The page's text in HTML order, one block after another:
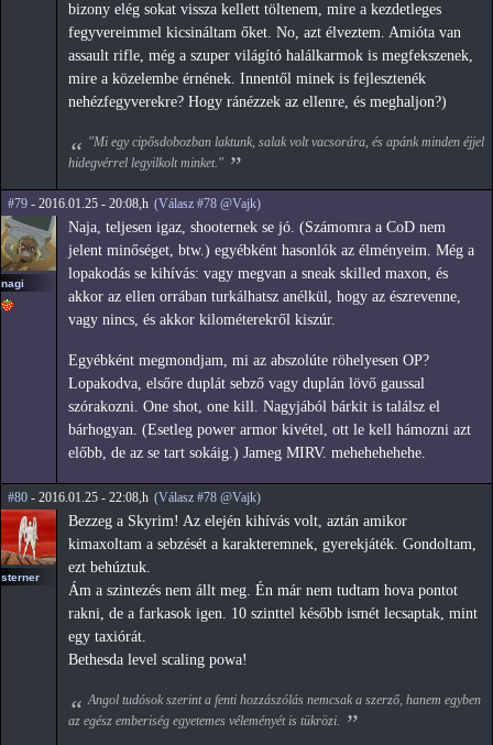
bizony elég sokat vissza kellett töltenem, mire a kezdetleges
fegyvereimmel kicsináltam őket. No, azt élveztem. Amióta van
assault rifle, még a szuper világító halálkarmok is megfekszenek,
mire a közelembe érnének. Innentől minek is fejlesztenék
nehézfegyverekre? Hogy ránézzek az ellenre, és meghaljon?)
"Mi egy cipősdobozban laktunk, salak volt vacsorára, és apánk minden éjjel
hidegvérrel legyilkolt minket."
#79 - 2016.01.25 - 20:08,h (Válasz #78 @Vajk)
nagi
Naja, teljesen igaz, shooternek se jó. (Számomra a CoD nem
jelent minőséget, btw.) egyébként hasonlók az élményeim. Még a
lopakodás se kihívás: vagy megvan a sneak skilled maxon, és
akkor az ellen orrában turkálhatsz anélkül, hogy az észrevenne,
vagy nincs, és akkor kilométerekről kiszúr.
Egyébként megmondjam, mi az abszolúte röhelyesen OP?
Lopakodva, elsőre duplát sebző vagy duplán lövő gaussal
szórakozni. One shot, one kill. Nagyjából bárkit is találsz el
bárhogyan. (Esetleg power armor kivétel, ott le kell hámozni azt
előbb, de az se tart sokáig.) Jameg MIRV. mehehehehehe.
#80 - 2016.01.25 - 22:08,h (Válasz #78 @Vajk)
sterner
Bezzeg a Skyrim! Az elején kihívás volt, aztán amikor
kimaxoltam a sebzését a karakteremnek, gyerekjáték. Gondoltam,
ezt behúztuk.
Ám a szintezés nem állt meg. Én már nem tudtam hova pontot
rakni, de a farkasok igen. 10 szinttel később ismét lecsaptak, mint
egy taxiórát.
Bethesda level scaling powa!
Angol tudósok szerint a fenti hozzászólás nemcsak a szerző, hanem egyben
az egész emberiség egyetemes véleményét is tükrözi.